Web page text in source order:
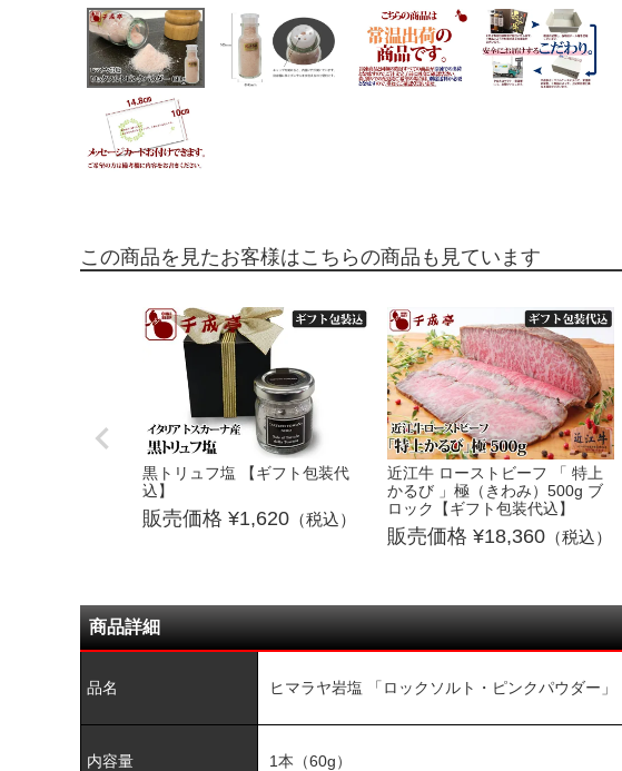
黒トリュフ塩 【ギフト包装代
込】
1,620 （税込）
近江牛 ローストビーフ 「 特上
かるび 」極（きわみ）500g ブ
ロック【ギフト包装代込】
18,360 （税込）
商品詳細
品名 ヒマラヤ岩塩 「ロックソルト・ピンクパウダー」
内容量 1本（60g）